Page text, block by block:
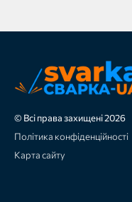
© Всі права захищені 2026
Політика конфіденційності
Карта сайту